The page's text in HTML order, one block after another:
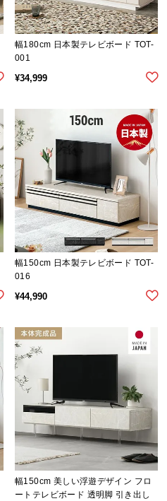
幅180cm 日本製テレビボード TOT-
001
¥34,999
幅150cm 日本製テレビボード TOT-
016
¥44,990
幅150cm 美しい浮遊デザイン フロ
ートテレビボード 透明脚 引き出し